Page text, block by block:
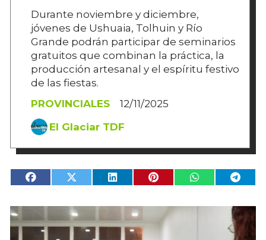
Durante noviembre y diciembre,
jóvenes de Ushuaia, Tolhuin y Río
Grande podrán participar de seminarios
gratuitos que combinan la práctica, la
producción artesanal y el espíritu festivo
de las fiestas.
PROVINCIALES
12/11/2025
El Glaciar TDF